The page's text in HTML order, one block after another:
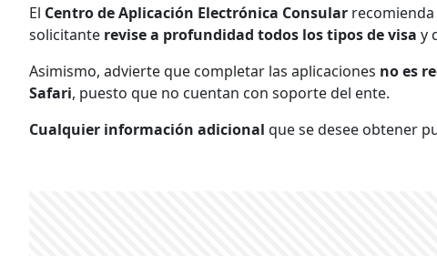
El Centro de Aplicación Electrónica Consular
solicitante revise a profundidad todos los tipos de visa y
Asimismo, advierte que completar las aplicaciones no es
Safari, puesto que no cuentan con soporte del ente.
Cualquier información adicional que se desee obtener